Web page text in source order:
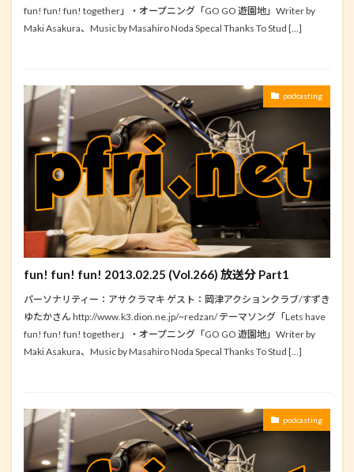
fun! fun! fun! together」・オープニング「GO GO 遊園地」Writer by
Maki Asakura、Music by Masahiro Noda Specal Thanks To Stud […]
podcasting
fun! fun! fun! 2013.02.25 (Vol.266) 放送分 Part1
パーソナリティー：アサクラマキ ゲスト：岡津アクションクラブ/すずき
ゆたかさん http://www.k3.dion.ne.jp/~redzan/ テーマソング「Lets have
fun! fun! fun! together」・オープニング「GO GO 遊園地」Writer by
Maki Asakura、Music by Masahiro Noda Specal Thanks To Stud […]
podcasting